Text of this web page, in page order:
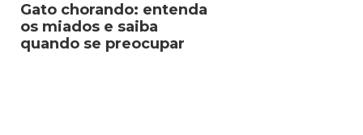
Gato chorando: entenda
os miados e saiba
quando se preocupar